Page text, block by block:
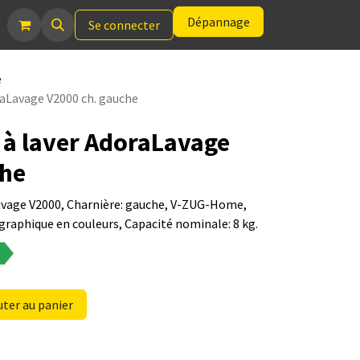
Se connecter Dépannage
V2000 ch. gauche
laver AdoraLavage
V2000, Charnière: gauche, V-ZUG-Home,
en couleurs, Capacité nominale: 8 kg.
au panier